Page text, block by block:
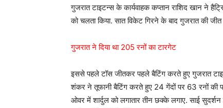
गुजरात टाइटन्स के कार्यवाहक कप्तान राशिद खान ने
को चलता किया. सात विकेट गिरने के बाद गुजरात की
गुजरात ने दिया था 205 रनों का टारगेट
इससे पहले टॉस जीतकर पहले बैटिंग करते हुए गुजरात
शंकर ने तूफानी बैटिंग करते हुए 24 गेंदों पर 63 रनों की
ओवर में शार्दुल को लगातार तीन छक्के लगाए. साई